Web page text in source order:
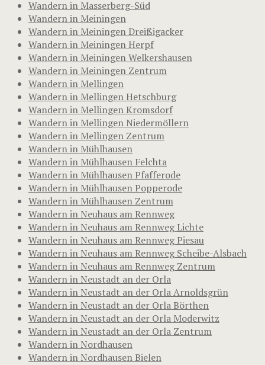
Wandern in Masserberg-Süd
Wandern in Meiningen
Wandern in Meiningen Dreißigacker
Wandern in Meiningen Herpf
Wandern in Meiningen Welkershausen
Wandern in Meiningen Zentrum
Wandern in Mellingen
Wandern in Mellingen Hetschburg
Wandern in Mellingen Kromsdorf
Wandern in Mellingen Niedermöllern
Wandern in Mellingen Zentrum
Wandern in Mühlhausen
Wandern in Mühlhausen Felchta
Wandern in Mühlhausen Pfafferode
Wandern in Mühlhausen Popperode
Wandern in Mühlhausen Zentrum
Wandern in Neuhaus am Rennweg
Wandern in Neuhaus am Rennweg Lichte
Wandern in Neuhaus am Rennweg Piesau
Wandern in Neuhaus am Rennweg Scheibe-Alsbach
Wandern in Neuhaus am Rennweg Zentrum
Wandern in Neustadt an der Orla
Wandern in Neustadt an der Orla Arnoldsgrün
Wandern in Neustadt an der Orla Börthen
Wandern in Neustadt an der Orla Moderwitz
Wandern in Neustadt an der Orla Zentrum
Wandern in Nordhausen
Wandern in Nordhausen Bielen